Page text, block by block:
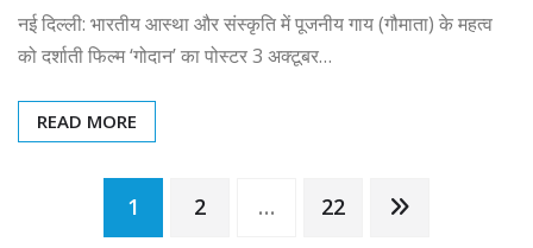
नई दिल्ली: भारतीय आस्था और संस्कृति में पूजनीय गाय (गौमाता) के महत्व
को दर्शाती फिल्म ‘गोदान’ का पोस्टर 3 अक्टूबर…
READ MORE
Posts
1 2 … 22